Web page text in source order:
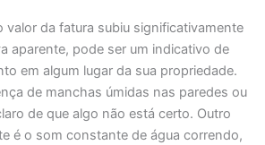
valor da fatura subiu significativamente
aparente, pode ser um indicativo de
em algum lugar da sua propriedade.
de manchas úmidas nas paredes ou
de que algo não está certo. Outro
é o som constante de água correndo,